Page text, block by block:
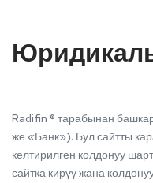
Radifin ® тарабынан
же «Банк»). Бул сайтты
келтирилген колдонуу
сайтка кирүү жана